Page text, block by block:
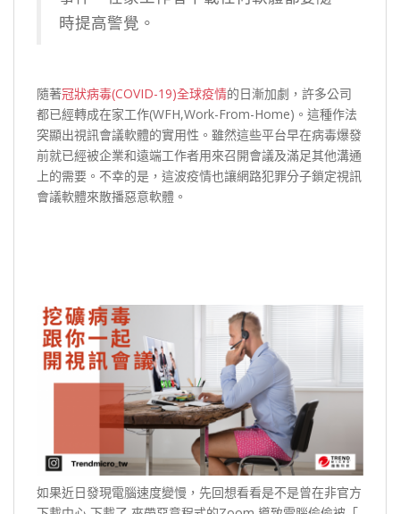
時提高警覺。
隨著冠狀病毒(COVID-19)全球疫情的日漸加劇，許多公司
都已經轉成在家工作(WFH,Work-From-Home)。這種作法
突顯出視訊會議軟體的實用性。雖然這些平台早在病毒爆發
前就已經被企業和遠端工作者用來召開會議及滿足其他溝通
上的需要。不幸的是，這波疫情也讓網路犯罪分子鎖定視訊
會議軟體來散播惡意軟體。
如果近日發現電腦速度變慢，先回想看看是不是曾在非官方